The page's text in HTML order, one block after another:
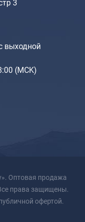
3
выходной
(МCK)
Оптовая продажа
права защищены.
офертой.